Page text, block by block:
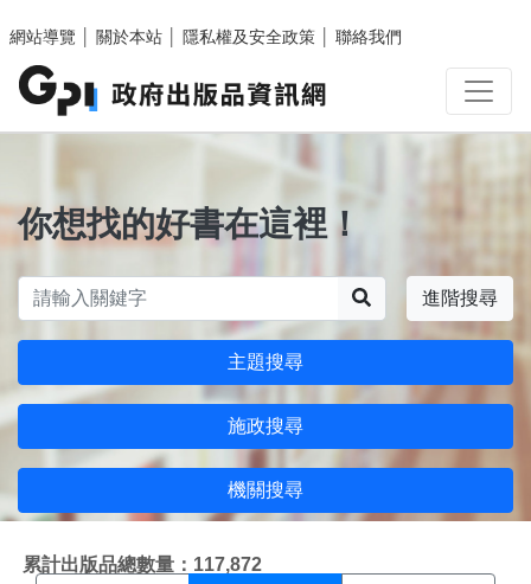
網站導覽
關於本站 隱私權及安全政策 聯絡我們
你想找的好書在這裡！
進階搜尋
主題搜尋
施政搜尋
機關搜尋
累計出版品總數量：117,872
施政搜尋結果頁面